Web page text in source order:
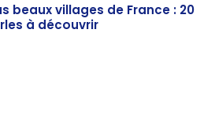
beaux villages de France : 20
à découvrir